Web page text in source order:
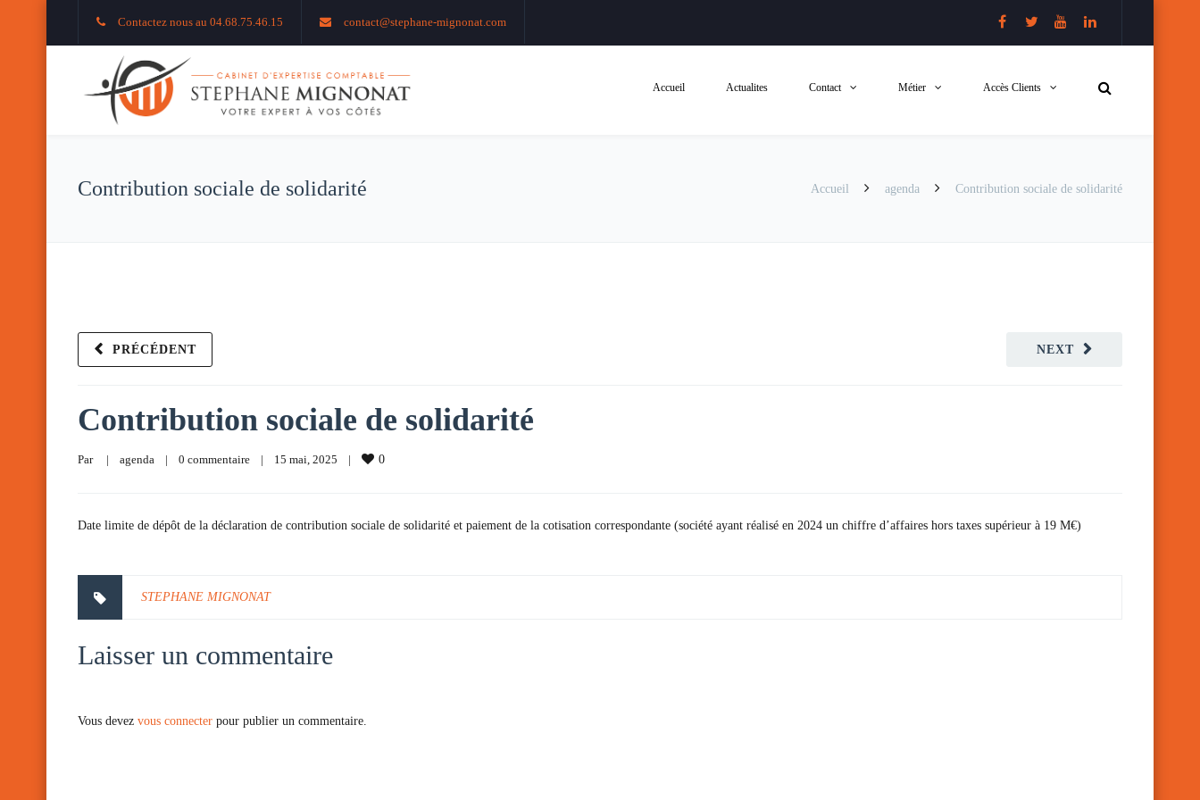
Contactez nous au 04.68.75.46.15 contact@stephane-mignonat.com
Accueil Actualites Contact Métier Accès Clients
Contribution sociale de solidarité Accueil agenda Contribution sociale de solidarité
NEXT
PRÉCÉDENT
Contribution sociale de solidarité
Par | agenda | 0 commentaire | 15 mai, 2025 | 0
Date limite de dépôt de la déclaration de contribution sociale de solidarité et paiement de la cotisation correspondante (société ayant réalisé en 2024 un chiffre d’affaires hors taxes supérieur à 19 M€)
STEPHANE MIGNONAT
Laisser un commentaire
Vous devez vous connecter pour publier un commentaire.